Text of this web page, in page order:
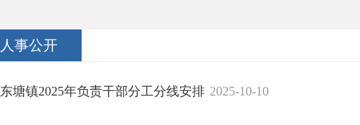
人事公开
东塘镇2025年负责干部分工分线安排 2025-10-10